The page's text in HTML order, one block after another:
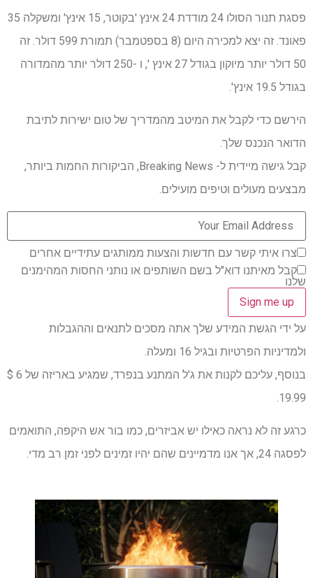
פסגת תנור הסולו 24 מודדת 24 אינץ 'בקוטר, 15 אינץ' ומשקלה 35
פאונד. זה יצא למכירה היום (8 בספטמבר) תמורת 599 דולר. זה
50 דולר יותר מיוקון בגודל 27 אינץ ', ו -250 דולר יותר מהמדורה
בגודל 19.5 אינץ'.
הירשם כדי לקבל את המיטב מהמדריך של טום ישירות לתיבת
הדואר הנכנס שלך.
קבל גישה מיידית ל- Breaking News, הביקורות החמות ביותר,
מבצעים מעולים וטיפים מועילים.
צרו איתי קשר עם חדשות והצעות ממותגים עתידיים אחרים
קבל מאיתנו דוא"ל בשם השותפים או נותני החסות המהימנים
שלנו
על ידי הגשת המידע שלך אתה מסכים לתנאים וההגבלות
ולמדיניות הפרטיות ובגיל 16 ומעלה.
בנוסף, עליכם לקנות את ג'ל המתנע בנפרד, שמגיע באריזה של 6 $
19.99.
כרגע זה לא נראה כאילו יש אביזרים, כמו בור אש היקפה, התואמים
לפסגה 24, אך אנו מדמיינים שהם יהיו זמינים לפני זמן רב מדי.